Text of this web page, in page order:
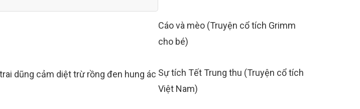
dũng cảm diệt trừ rồng đen hung ác
Cáo và mèo (Truyện cổ tích Grimm
cho bé)
Sự tích Tết Trung thu (Truyện cổ tích
Việt Nam)